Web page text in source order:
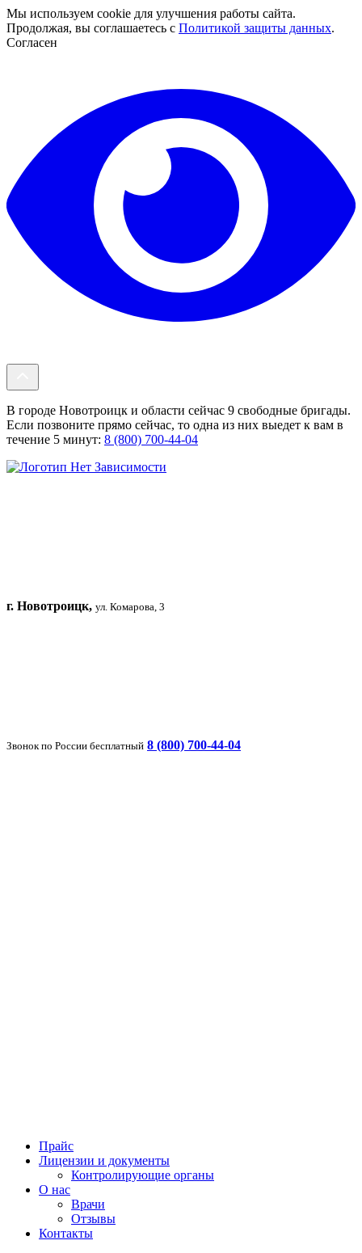
Мы используем cookie для улучшения работы сайта.
Продолжая, вы соглашаетесь с Политикой защиты данных.
Согласен
В городе Новотроицк и области сейчас 9 свободные бригады.
Если позвоните прямо сейчас, то одна из них выедет к вам в
течение 5 минут: 8 (800) 700-44-04
г. Новотроицк, ул. Комарова, 3
Звонок по России бесплатный 8 (800) 700-44-04
Прайс
Лицензии и документы
Контролирующие органы
О нас
Врачи
Отзывы
Контакты